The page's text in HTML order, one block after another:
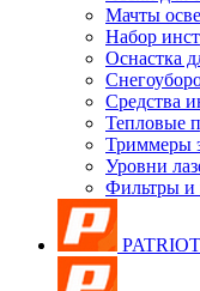
Мачты
Набор
Оснастка
Средства
Тепловые
Триммеры
Уровни
Фильтры и
PATRIOT